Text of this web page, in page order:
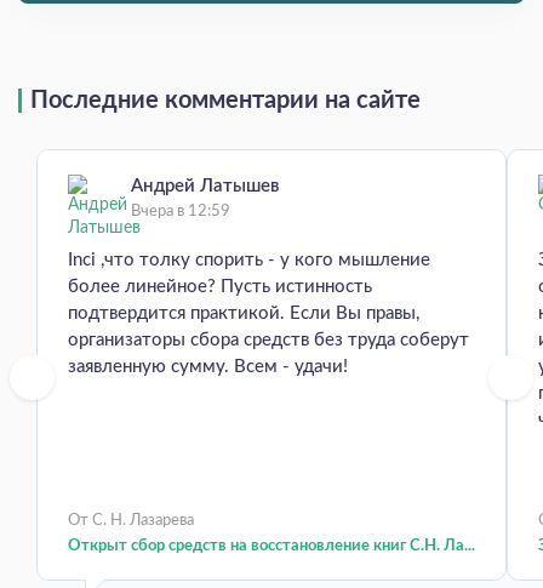
Последние комментарии на сайте
Андрей Латышев
Вчера в 12:59
Inci ,что толку спорить - у кого мышление
более линейное? Пусть истинность
подтвердится практикой. Если Вы правы,
организаторы сбора средств без труда соберут
заявленную сумму. Всем - удачи!
От С. Н. Лазарева
Открыт сбор средств на восстановление книг С.Н. Ла...